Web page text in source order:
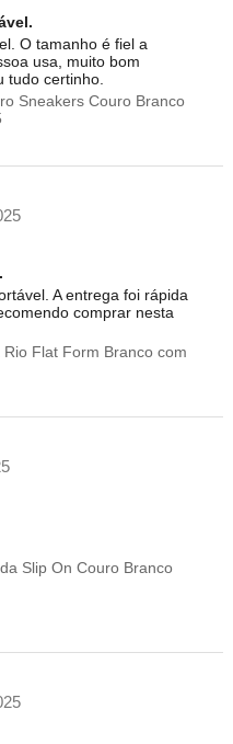
O tamanho é fiel a
usa, muito bom
tudo certinho.
Sneakers Couro Branco
A entrega foi rápida
comprar nesta
Flat Form Branco com
Slip On Couro Branco